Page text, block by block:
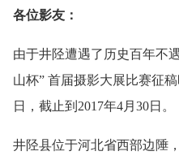
各位影友：
由于井陉遭遇了历史百年不
山杯” 首届摄影大展比赛征
日，截止到2017年4月30日。
井陉县位于河北省西部边陲